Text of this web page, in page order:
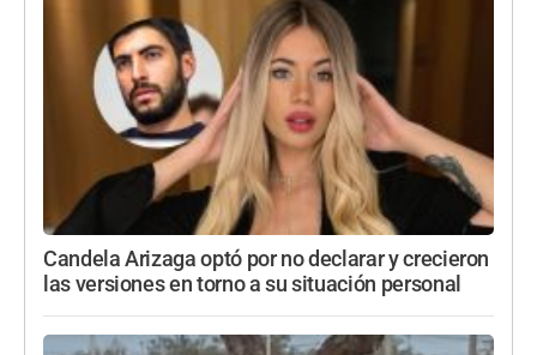
Candela Arizaga optó por no declarar y crecieron
las versiones en torno a su situación personal